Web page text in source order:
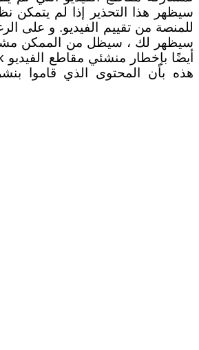
سيظهر هذا التحذير إذا لم يتمكن
للمنصة من تقييم الفيديو. و على
سيظهر لك ، سيظل من الممكن
هذه بأن المحتوى الذي قاموا